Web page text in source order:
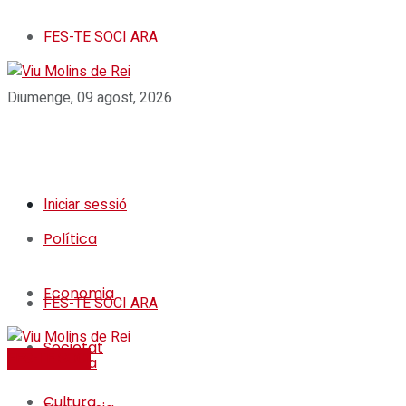
FES-TE SOCI ARA
Diumenge, 09 agost, 2026
Iniciar sessió
Política
Economia
Societat
FES-TE SOCI ARA
Política